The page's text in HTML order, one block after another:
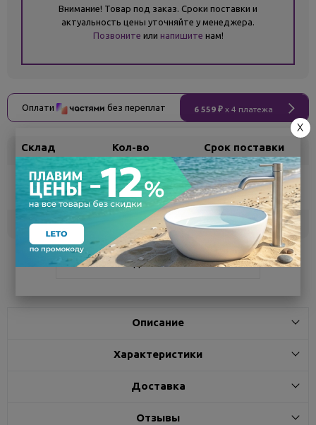
Внимание! Товар под заказ. Сроки поставки и
актуальность цены уточняйте у менеджера.
Позвоните или напишите нам!
Оплати без переплат 6 559 ₽ x 4 платежа
Склад Кол-во Срок поставки
Воронеж 5
Самовывоз
сегодня
Белгород под заказ 3 - 7 дней
Поделиться
Описание
Характеристики
Доставка
Отзывы
X